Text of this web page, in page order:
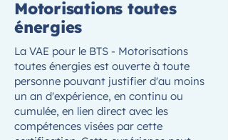
Motorisations toutes
énergies
La VAE pour le BTS - Motorisations
toutes énergies est ouverte à toute
personne pouvant justifier d'au moins
un an d'expérience, en continu ou
cumulée, en lien direct avec les
compétences visées par cette